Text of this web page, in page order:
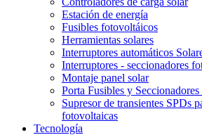
Estación de energía
Fusibles fotovoltáicos
Herramientas solares
Interruptores automáticos
Interruptores - seccionadores
Montaje panel solar
Porta Fusibles y
Supresor de transientes SPDs
fotovoltaicas
Tecnología